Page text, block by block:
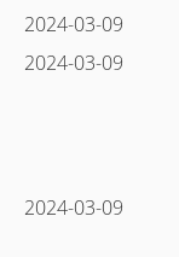
2024-03-09
2024-03-09
2024-03-09